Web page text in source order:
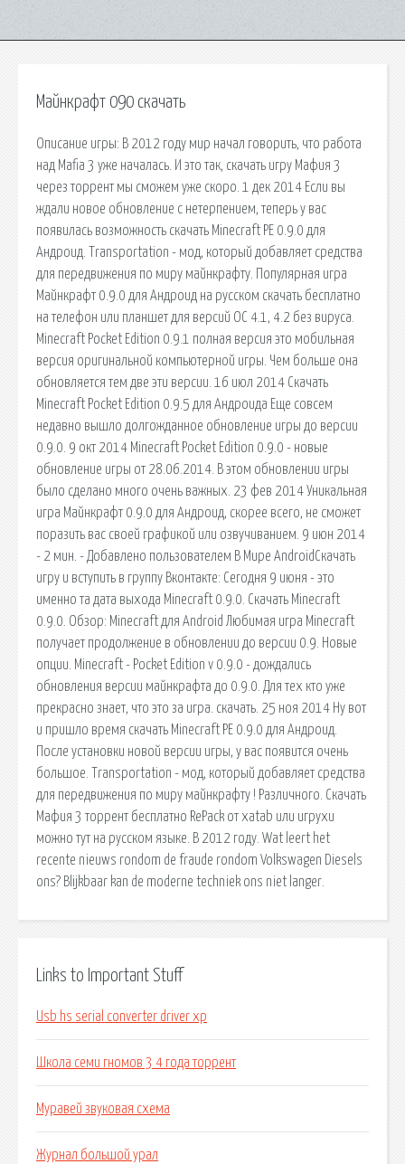
Майнкрафт 090 скачать
Описание игры: В 2012 году мир начал говорить, что работа
над Mafia 3 уже началась. И это так, скачать игру Мафия 3
через торрент мы сможем уже скоро. 1 дек 2014 Если вы
ждали новое обновление с нетерпением, теперь у вас
появилась возможность скачать Minecraft PE 0.9.0 для
Андроид. Transportation - мод, который добавляет средства
для передвижения по миру майнкрафту. Популярная игра
Майнкрафт 0.9.0 для Aндроид на русском скачать бесплатно
на телефон или планшет для версий ОС 4.1, 4.2 без вируса.
Minecraft Pocket Edition 0.9.1 полная версия это мобильная
версия оригинальной компьютерной игры. Чем больше она
обновляется тем две эти версии. 16 июл 2014 Скачать
Minecraft Pocket Edition 0.9.5 для Андроида Еще совсем
недавно вышло долгожданное обновление игры до версии
0.9.0. 9 окт 2014 Minecraft Pocket Edition 0.9.0 - новые
обновление игры от 28.06.2014. В этом обновлении игры
было сделано много очень важных. 23 фев 2014 Уникальная
игра Майнкрафт 0.9.0 для Андроид, скорее всего, не сможет
поразить вас своей графикой или озвучиванием. 9 июн 2014
- 2 мин. - Добавлено пользователем В Мире AndroidСкачать
игру и вступить в группу Вконтакте: Сегодня 9 июня - это
именно та дата выхода Minecraft 0.9.0. Скачать Minecraft
0.9.0. Обзор: Minecraft для Android Любимая игра Minecraft
получает продолжение в обновлении до версии 0.9. Новые
опции. Minecraft - Pocket Edition v 0.9.0 - дождались
обновления версии майнкрафта до 0.9.0. Для тех кто уже
прекрасно знает, что это за игра. скачать. 25 ноя 2014 Ну вот
и пришло время скачать Minecraft PE 0.9.0 для Андроид.
После установки новой версии игры, у вас появится очень
большое. Transportation - мод, который добавляет средства
для передвижения по миру майнкрафту ! Различного. Скачать
Мафия 3 торрент бесплатно RePack от xatab или игрухи
можно тут на русском языке. В 2012 году. Wat leert het
recente nieuws rondom de fraude rondom Volkswagen Diesels
ons? Blijkbaar kan de moderne techniek ons niet langer.
Links to Important Stuff
Usb hs serial converter driver xp
Школа семи гномов 3 4 года торрент
Муравей звуковая схема
Журнал большой урал